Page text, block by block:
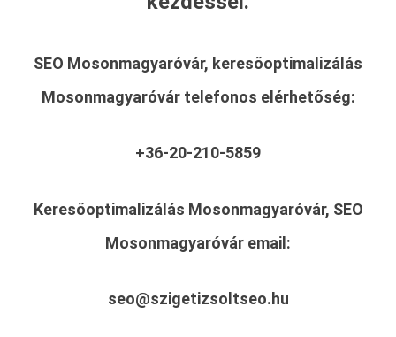
SEO Mosonmagyaróvár, keresőoptimalizálás
Mosonmagyaróvár telefonos elérhetőség:
+36-20-210-5859
Keresőoptimalizálás Mosonmagyaróvár, SEO
Mosonmagyaróvár email:
seo@szigetizsoltseo.hu